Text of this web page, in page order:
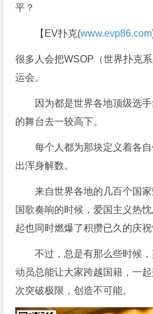
平？
【EV扑克(www.evp86.com
很多人会把WSOP（世界扑克
运会。
因为都是世界各地顶级选
的舞台去一较高下。
每个人都为那块定义着各
出浑身解数。
来自世界各地的几百个国
国歌奏响的时候，爱国主义热
起也同时燃爆了积攒已久的庆祝
不过，总是有那么些时候
动员总能让大家跨越国籍，一
次突破极限，创造不可能。